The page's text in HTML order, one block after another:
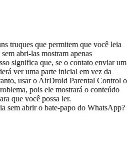
truques que permitem que você leia
abri-las mostram apenas
significa que, se o contato enviar um
ver uma parte inicial em vez da
usar o AirDroid Parental Control o
pois ele mostrará o conteúdo
que você possa ler.
sem abrir o bate-papo do WhatsApp?